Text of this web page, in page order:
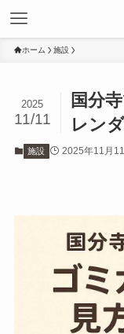
ホーム 施設
国分
レン
2025
11/11
施設 2025年11月